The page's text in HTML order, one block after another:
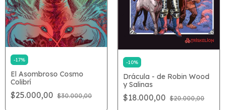
-17%
El Asombroso Cosmo
Colibrí
$25.000,00 $30.000,00
-10%
Drácula - de Robin Wood
y Salinas
$18.000,00 $20.000,00